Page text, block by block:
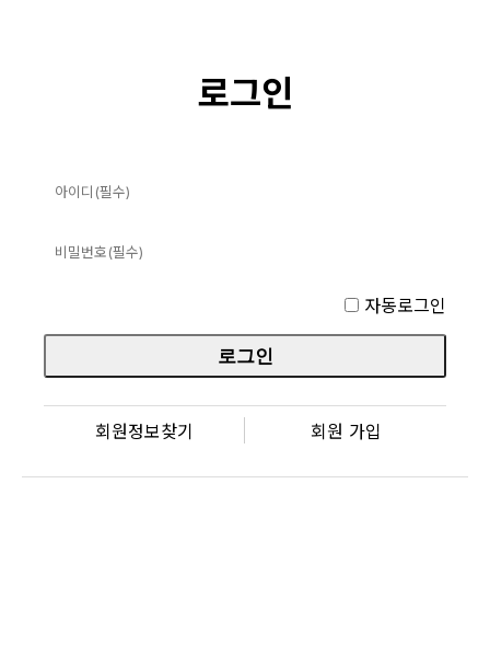
로그인
자동로그인
회원정보찾기 회원 가입